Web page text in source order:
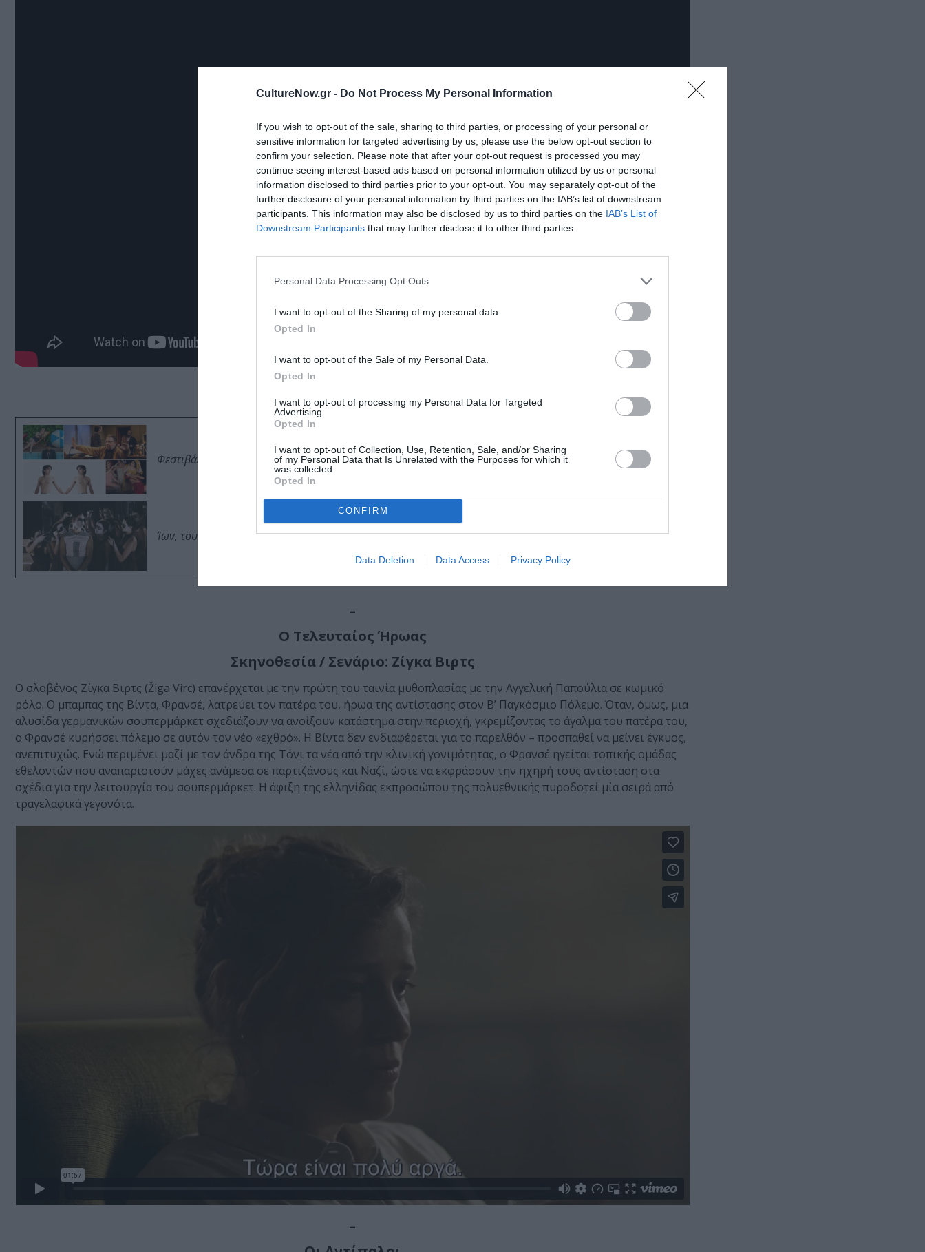
CultureNow.gr - Do Not Process My Personal Information
If you wish to opt-out of the sale, sharing to third parties, or processing of your personal or
sensitive information for targeted advertising by us, please use the below opt-out section to
confirm your selection. Please note that after your opt-out request is processed you may
continue seeing interest-based ads based on personal information utilized by us or personal
information disclosed to third parties prior to your opt-out. You may separately opt-out of the
further disclosure of your personal information by third parties on the IAB’s list of downstream
participants. This information may also be disclosed by us to third parties on the IAB’s List of
Downstream Participants that may further disclose it to other third parties.
Personal Data Processing Opt Outs
I want to opt-out of the Sharing of my personal data.
Opted In
I want to opt-out of the Sale of my Personal Data.
Opted In
I want to opt-out of processing my Personal Data for Targeted
Advertising.
Opted In
I want to opt-out of Collection, Use, Retention, Sale, and/or Sharing
of my Personal Data that Is Unrelated with the Purposes for which it
was collected.
Opted In
CONFIRM
Data Deletion Data Access Privacy Policy
ΜΗΝ ΧΑΣΕΙΣ!
Φεστιβάλ Αισχύλεια 2026: Το φετινό πρόγραμμα αναλυτικά
Ίων, του Ευριπίδη από τον Θωμά Μοσχόπουλο στο Αρχαίο Θέατρο Επιδαύρου
–
Ο Τελευταίος Ήρωας
Σκηνοθεσία / Σενάριο: Ζίγκα Βιρτς
Ο σλοβένος Ζίγκα Βιρτς (Žiga Virc) επανέρχεται με την πρώτη του ταινία μυθοπλασίας με την Αγγελική Παπούλια σε κωμικό
ρόλο. Ο μπαμπας της Βίντα, Φρανσέ, λατρεύει τον πατέρα του, ήρωα της αντίστασης στον Β’ Παγκόσμιο Πόλεμο. Όταν, όμως, μια
αλυσίδα γερμανικών σουπερμάρκετ σχεδιάζουν να ανοίξουν κατάστημα στην περιοχή, γκρεμίζοντας το άγαλμα του πατέρα του,
ο Φρανσέ κυρήσσει πόλεμο σε αυτόν τον νέο «εχθρό». Η Βίντα δεν ενδιαφέρεται για το παρελθόν – προσπαθεί να μείνει έγκυος,
ανεπιτυχώς. Ενώ περιμένει μαζί με τον άνδρα της Τόνι τα νέα από την κλινική γονιμότητας, ο Φρανσέ ηγείται τοπικής ομάδας
εθελοντών που αναπαριστούν μάχες ανάμεσα σε παρτιζάνους και Ναζί, ώστε να εκφράσουν την ηχηρή τους αντίσταση στα
σχέδια για την λειτουργία του σουπερμάρκετ. Η άφιξη της ελληνίδας εκπροσώπου της πολυεθνικής πυροδοτεί μία σειρά από
τραγελαφικά γεγονότα.
–